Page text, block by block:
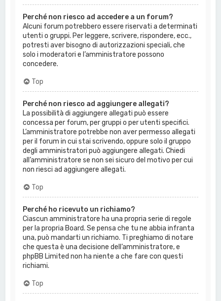
Perché non riesco ad accedere a un forum?
Alcuni forum potrebbero essere riservati a determinati
utenti o gruppi. Per leggere, scrivere, rispondere, ecc.,
potresti aver bisogno di autorizzazioni speciali, che
solo i moderatori e l’amministratore possono
concedere.
Top
Perché non riesco ad aggiungere allegati?
La possibilità di aggiungere allegati può essere
concessa per forum, per gruppi o per utenti specifici.
L’amministratore potrebbe non aver permesso allegati
per il forum in cui stai scrivendo, oppure solo il gruppo
degli amministratori può aggiungere allegati. Chiedi
all’amministratore se non sei sicuro del motivo per cui
non riesci ad aggiungere allegati.
Top
Perché ho ricevuto un richiamo?
Ciascun amministratore ha una propria serie di regole
per la propria Board. Se pensa che tu ne abbia infranta
una, può mandarti un richiamo. Ti preghiamo di notare
che questa è una decisione dell’amministratore, e
phpBB Limited non ha niente a che fare con questi
richiami.
Top